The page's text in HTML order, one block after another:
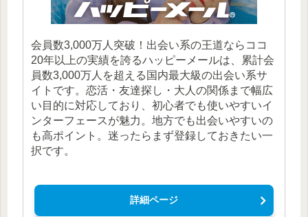
会員数3,000万人突破！出会い系の王道ならココ
20年以上の実績を誇るハッピーメールは、累計会
員数3,000万人を超える国内最大級の出会い系サ
イトです。恋活・友達探し・大人の関係まで幅広
い目的に対応しており、初心者でも使いやすいイ
ンターフェースが魅力。地方でも出会いやすいの
も高ポイント。迷ったらまず登録しておきたい一
択です。
詳細ページ